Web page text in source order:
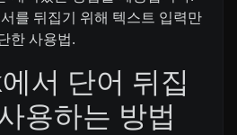
를 뒤집기 위해 텍스트 입력만
한 사용법.
서 단어 뒤집
용하는 방법